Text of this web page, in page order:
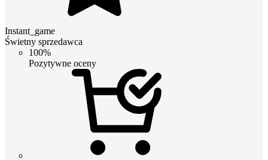
Instant_game
Świetny sprzedawca
100%
Pozytywne oceny